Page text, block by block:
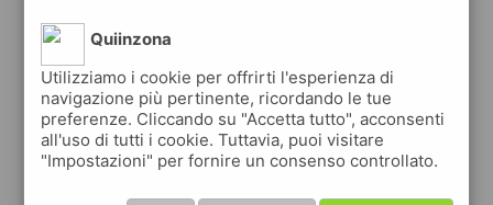
Quiinzona
Utilizziamo i cookie per offrirti l'esperienza di
navigazione più pertinente, ricordando le tue
preferenze. Cliccando su "Accetta tutto", acconsenti
all'uso di tutti i cookie. Tuttavia, puoi visitare
"Impostazioni" per fornire un consenso controllato.